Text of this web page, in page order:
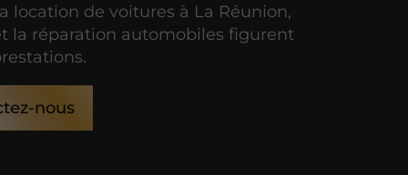
location de voitures à La Réunion,
la réparation automobiles figurent
nous